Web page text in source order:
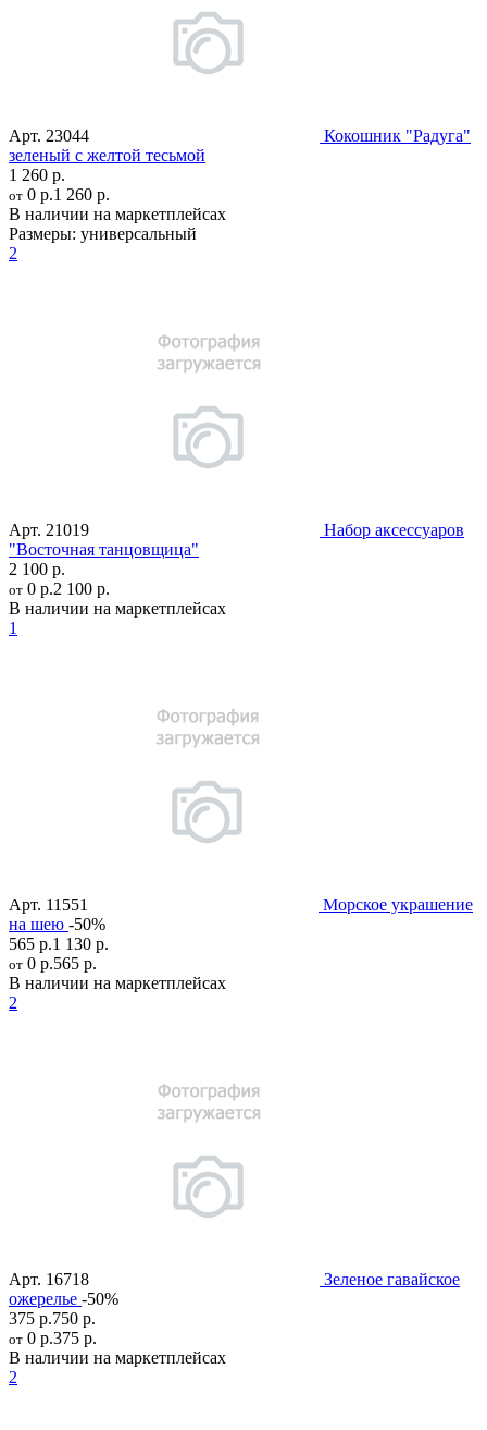
Арт. 23044
Кокошник "Радуга"
зеленый с желтой тесьмой
1 260 р.
от 0 р.1 260 р.
В наличии на маркетплейсах
Размеры: универсальный
2
Арт. 21019
Набор аксессуаров
"Восточная танцовщица"
2 100 р.
от 0 р.2 100 р.
В наличии на маркетплейсах
1
Арт. 11551
Морское украшение
на шею -50%
565 р.1 130 р.
от 0 р.565 р.
В наличии на маркетплейсах
2
Арт. 16718
Зеленое гавайское
ожерелье -50%
375 р.750 р.
от 0 р.375 р.
В наличии на маркетплейсах
2